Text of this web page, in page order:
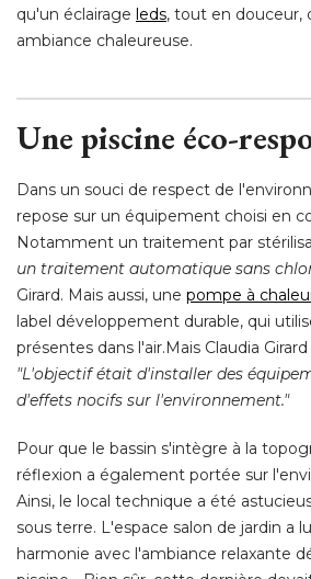
qu'un éclairage leds, tout en douceur,
ambiance chaleureuse.
Une piscine éco-
Dans un souci de respect de
repose sur un équipement choisi en
Notamment un traitement par
un traitement automatique sans
Girard. Mais aussi, une pompe à
label développement durable, qui
présentes dans l'air.Mais Claudia
"L'objectif était d'installer des
d'effets nocifs sur l'environnement."
Pour que le bassin s'intègre à la
réflexion a également portée sur
Ainsi, le local technique a été
sous terre. L'espace salon de jardin a
harmonie avec l'ambiance relaxante